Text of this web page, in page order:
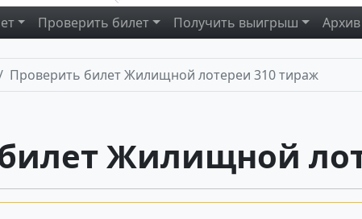
Проверить билет Получить выигрыш Архив
Проверить билет Жилищной лотереи 310 тираж
Жилищной